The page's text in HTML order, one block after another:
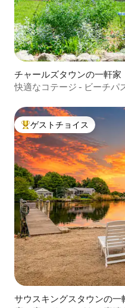
チャールズタウンの一軒家
快適なコテージ - ビーチパ
大好評のゲストチョイスで
ゲストチョイス
サウスキングスタウンの一